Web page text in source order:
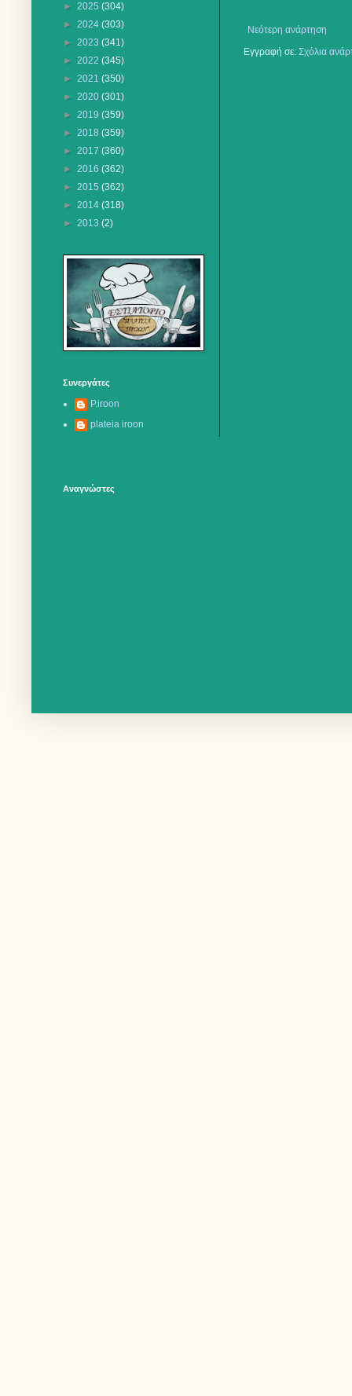
Νεότερη ανάρτηση
Εγγραφή σε: Σχόλια
► 2025 (304)
► 2024 (303)
► 2023 (341)
► 2022 (345)
► 2021 (350)
► 2020 (301)
► 2019 (359)
► 2018 (359)
► 2017 (360)
► 2016 (362)
► 2015 (362)
► 2014 (318)
► 2013 (2)
Συνεργάτες
P.iroon
plateia iroon
Αναγνώστες